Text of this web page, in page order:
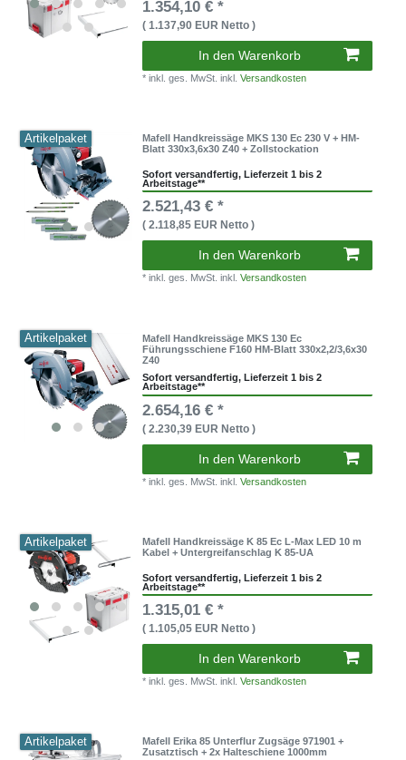
1.354,10 € *
( 1.137,90 EUR Netto )
In den Warenkorb
* inkl. ges. MwSt. inkl.Versandkosten
Artikelpaket
Mafell Handkreissäge MKS 130 Ec 230 V + HM-
Blatt 330x3,6x30 Z40 + Zollstockation
Sofort versandfertig, Lieferzeit 1 bis 2
Arbeitstage**
2.521,43 € *
( 2.118,85 EUR Netto )
In den Warenkorb
* inkl. ges. MwSt. inkl.Versandkosten
Artikelpaket
Mafell Handkreissäge MKS 130 Ec
Führungsschiene F160 HM-Blatt 330x2,2/3,6x30
Z40
Sofort versandfertig, Lieferzeit 1 bis 2
Arbeitstage**
2.654,16 € *
( 2.230,39 EUR Netto )
In den Warenkorb
* inkl. ges. MwSt. inkl.Versandkosten
Artikelpaket
Mafell Handkreissäge K 85 Ec L-Max LED 10 m
Kabel + Untergreifanschlag K 85-UA
Sofort versandfertig, Lieferzeit 1 bis 2
Arbeitstage**
1.315,01 € *
( 1.105,05 EUR Netto )
In den Warenkorb
* inkl. ges. MwSt. inkl.Versandkosten
Artikelpaket
Mafell Erika 85 Unterflur Zugsäge 971901 +
Zusatztisch + 2x Halteschiene 1000mm